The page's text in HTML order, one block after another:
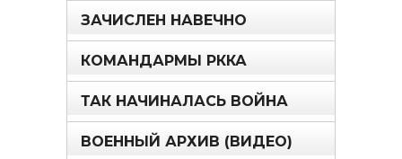
ЗАЧИСЛЕН НАВЕЧНО
КОМАНДАРМЫ РККА
ТАК НАЧИНАЛАСЬ ВОЙНА
ВОЕННЫЙ АРХИВ (ВИДЕО)